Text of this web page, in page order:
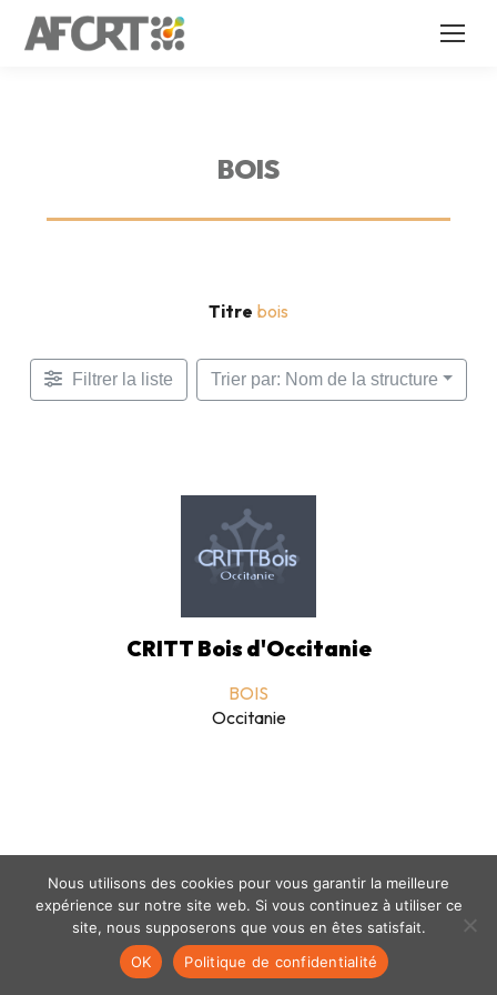
BOIS
Titre bois
Filtrer la liste Trier par: Nom de la structure
CRITT Bois d'Occitanie
BOIS
Occitanie
Mentions légales- politique de confidentialité- © coclico 2026
Nous utilisons des cookies pour vous garantir la meilleure
expérience sur notre site web. Si vous continuez à utiliser ce
site, nous supposerons que vous en êtes satisfait.
OK
Politique de confidentialité